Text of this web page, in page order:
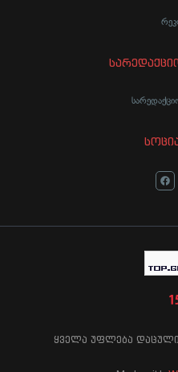
ყველა უფლება